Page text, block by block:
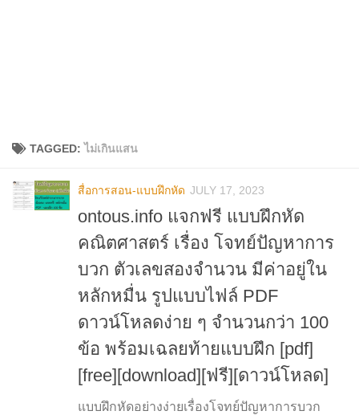
TAGGED: ไม่เกินแสน
สื่อการสอน-แบบฝึกหัด JULY 17, 2023
ontous.info แจกฟรี แบบฝึกหัด
คณิตศาสตร์ เรื่อง โจทย์ปัญหาการ
บวก ตัวเลขสองจำนวน มีค่าอยู่ใน
หลักหมื่น รูปแบบไฟล์ PDF
ดาวน์โหลดง่าย ๆ จำนวนกว่า 100
ข้อ พร้อมเฉลยท้ายแบบฝึก [pdf]
[free][download][ฟรี][ดาวน์โหลด]
แบบฝึกหัดอย่างง่ายเรื่องโจทย์ปัญหาการบวก